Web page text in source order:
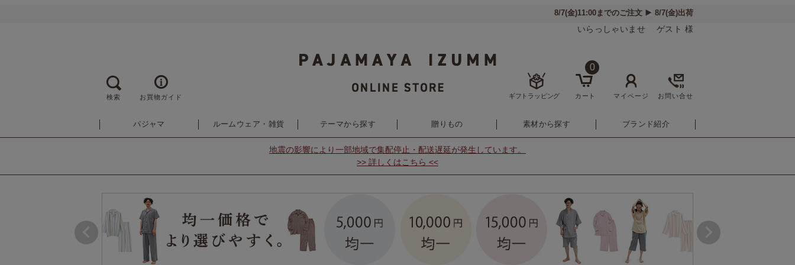
いらっしゃいませ ゲスト 様
検索 お買物ガイド ギフトラッピング
0
カート マイページ お問い合せ
パジャマ ルームウェア・雑貨 テーマから探す 贈りもの 素材から探す ブランド紹介
地震の影響により一部地域で集配停止・配送遅延が発生しています。
>> 詳しくはこちら <<